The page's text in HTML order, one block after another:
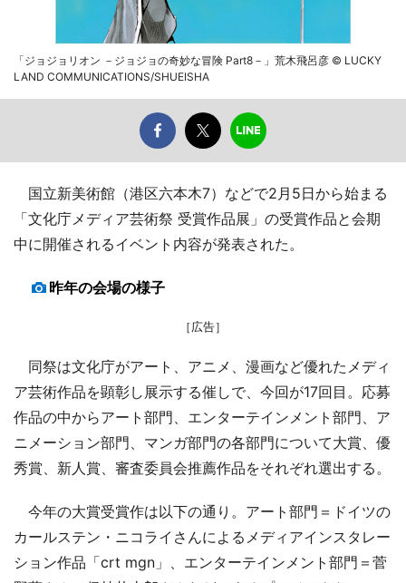
「ジョジョリオン －ジョジョの奇妙な冒険 Part8－」荒木飛呂彦 © LUCKY
LAND COMMUNICATIONS/SHUEISHA
国立新美術館（港区六本木7）などで2月5日から始まる
「文化庁メディア芸術祭 受賞作品展」の受賞作品と会期
中に開催されるイベント内容が発表された。
昨年の会場の様子
［広告］
同祭は文化庁がアート、アニメ、漫画など優れたメディ
ア芸術作品を顕彰し展示する催しで、今回が17回目。応募
作品の中からアート部門、エンターテインメント部門、ア
ニメーション部門、マンガ部門の各部門について大賞、優
秀賞、新人賞、審査委員会推薦作品をそれぞれ選出する。
今年の大賞受賞作は以下の通り。アート部門＝ドイツの
カールステン・ニコライさんによるメディアインスタレー
ション作品「crt mgn」、エンターテインメント部門＝菅